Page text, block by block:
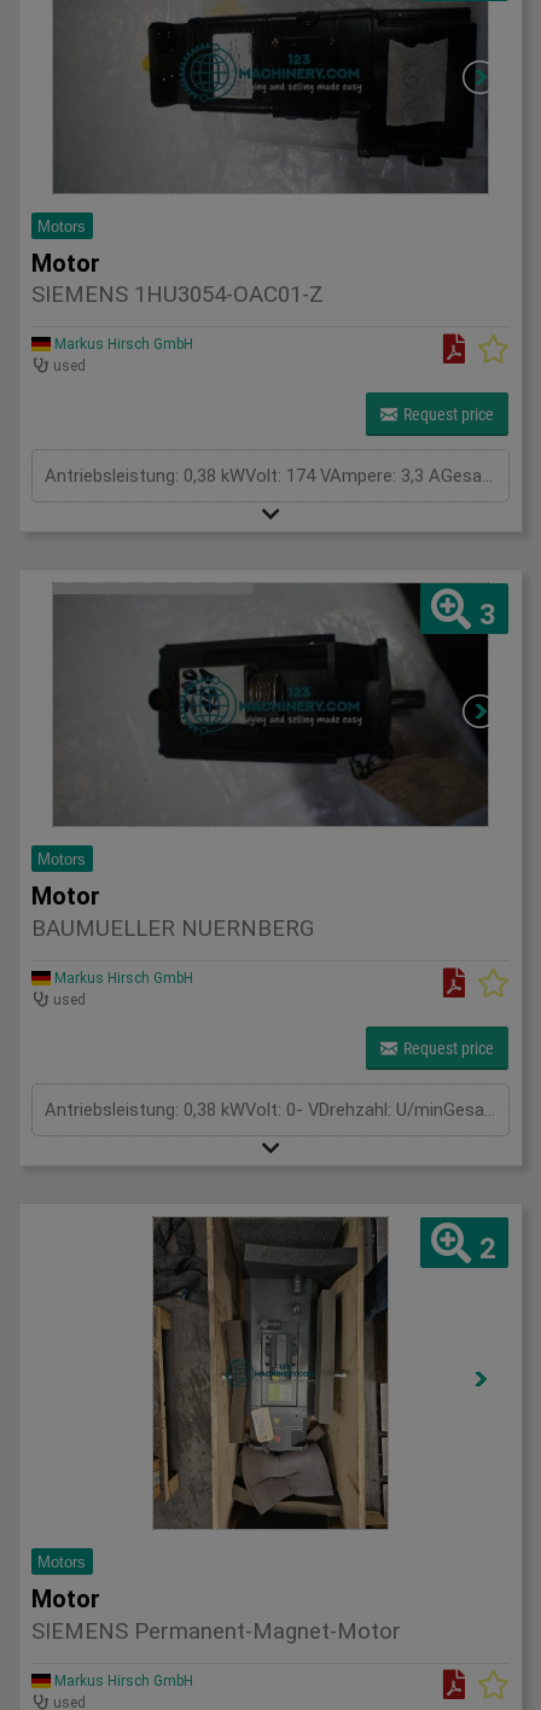
Motors
Motor
SIEMENS 1HU3054-OAC01-Z
Markus Hirsch GmbH
used
Request price
Antriebsleistung: 0,38 kWVolt: 174 VAmpere: 3,3 AGesamtleistungsbedarf: kWMaschinengewicht ca.: tRaumbedarf ca.: m
3
Motors
Motor
BAUMUELLER NUERNBERG
Markus Hirsch GmbH
used
Request price
Antriebsleistung: 0,38 kWVolt: 0- VDrehzahl: U/minGesamtleistungsbedarf: kWMaschinengewicht ca.: tRaumbedarf ca.: m
2
Motors
Motor
SIEMENS Permanent-Magnet-Motor
Markus Hirsch GmbH
used